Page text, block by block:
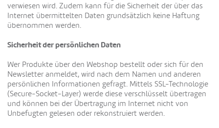
verwiesen wird. Zudem kann für die Sicherheit der über das
Internet übermittelten Daten grundsätzlich keine Haftung
übernommen werden.
Sicherheit der persönlichen Daten
Wer Produkte über den Webshop bestellt oder sich für den
Newsletter anmeldet, wird nach dem Namen und anderen
persönlichen Informationen gefragt. Mittels SSL-Technologie
(Secure-Socket-Layer) werde diese verschlüsselt übertragen
und können bei der Übertragung im Internet nicht von
Unbefugten gelesen oder rekonstruiert werden.